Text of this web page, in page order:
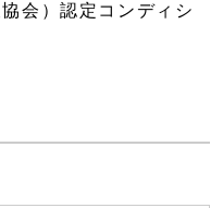
会）認定コンディシ